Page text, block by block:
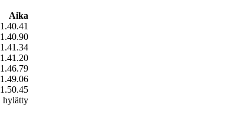
Aika
1.40.41
1.40.90
1.41.34
1.41.20
1.46.79
1.49.06
1.50.45
hylätty